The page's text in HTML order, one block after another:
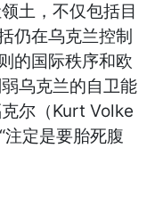
土，不仅包括目
仍在乌克兰控制
的国际秩序和欧
乌克兰的自卫能
尔（Kurt Volke
注定是要胎死腹